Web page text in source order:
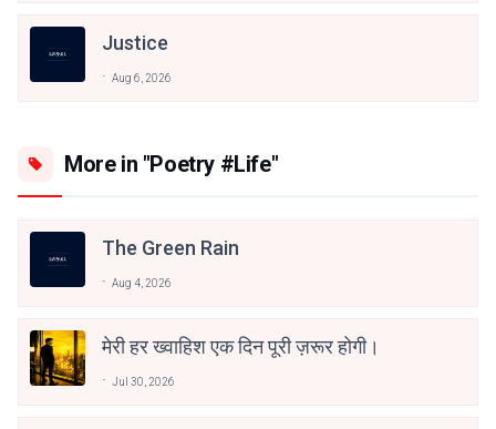
Justice
Aug 6, 2026
More in "Poetry #Life"
The Green Rain
Aug 4, 2026
मेरी हर ख्वाहिश एक दिन पूरी ज़रूर होगी।
Jul 30, 2026